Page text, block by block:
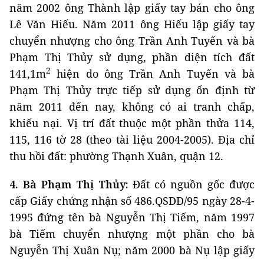
năm 2002 ông Thành lập giấy tay bán cho ông
Lê Văn Hiếu. Năm 2011 ông Hiếu lập giấy tay
chuyển nhượng cho ông Trần Anh Tuyến và bà
Phạm Thị Thủy sử dụng, phần diện tích đất
141,1m2
hiện do ông Trần Anh Tuyến và bà
Phạm Thị Thủy trực tiếp sử dụng ổn định từ
năm 2011 đến nay, không có ai tranh chấp,
khiếu nại. Vị trí đất thuộc một phần thửa 114,
115, 116 tờ 28 (theo tài liệu 2004-2005). Địa chỉ
thu hồi đất: phường Thạnh Xuân, quận 12.
4. Bà Phạm Thị Thủy: Đất có nguồn gốc được
cấp Giấy chứng nhận số 486.QSDĐ/95 ngày 28-4-
1995 đứng tên bà Nguyễn Thị Tiếm, năm 1997
bà Tiếm chuyển nhượng một phần cho bà
Nguyễn Thị Xuân Nụ; năm 2000 bà Nụ lập giấy